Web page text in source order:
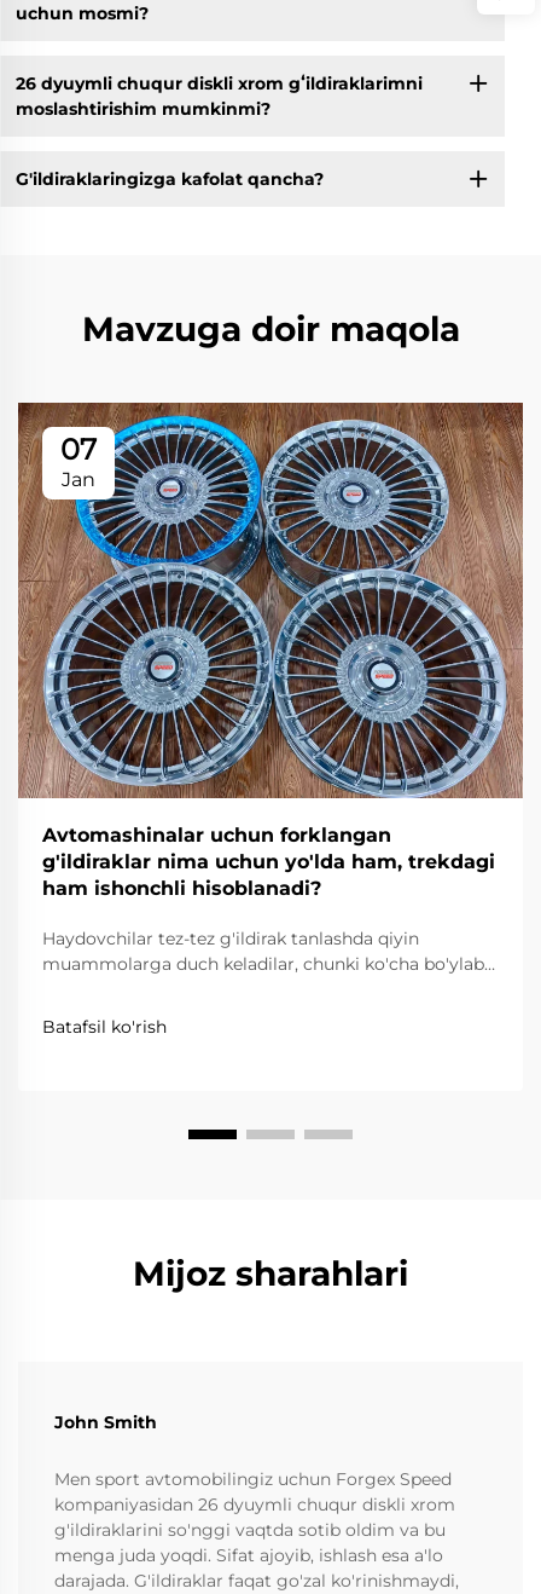
uchun mosmi?
26 dyuymli chuqur diskli xrom gʻildiraklarimni
moslashtirishim mumkinmi?
G'ildiraklaringizga kafolat qancha?
Mavzuga doir maqola
07
Jan
Avtomashinalar uchun forklangan
g'ildiraklar nima uchun yo'lda ham, trekdagi
ham ishonchli hisoblanadi?
Haydovchilar tez-tez g'ildirak tanlashda qiyin
muammolarga duch keladilar, chunki ko'cha bo'ylab
rioya qilishni talab qiladi, dori-borilish esa juda
yengillik, mustahkamlik va aniqlikni talab qiladi.
Batafsil ko'rish
Mijoz sharahlari
John Smith
Men sport avtomobilingiz uchun Forgex Speed
kompaniyasidan 26 dyuymli chuqur diskli xrom
g'ildiraklarini so'nggi vaqtda sotib oldim va bu
menga juda yoqdi. Sifat ajoyib, ishlash esa a'lo
darajada. G'ildiraklar faqat go'zal ko'rinishmaydi,